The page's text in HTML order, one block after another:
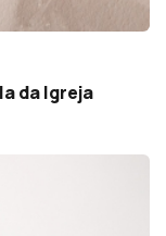
da Igreja